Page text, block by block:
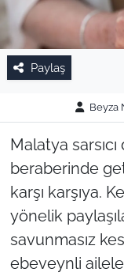
Paylaş
Beyza
Malatya
beraberinde
karşı karşıya.
yönelik
savunmasız
ebeveynli